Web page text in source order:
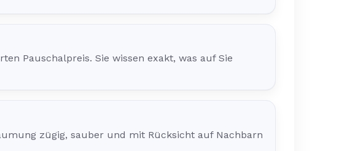
Pauschalpreis. Sie wissen exakt, was auf Sie
zügig, sauber und mit Rücksicht auf Nachbarn